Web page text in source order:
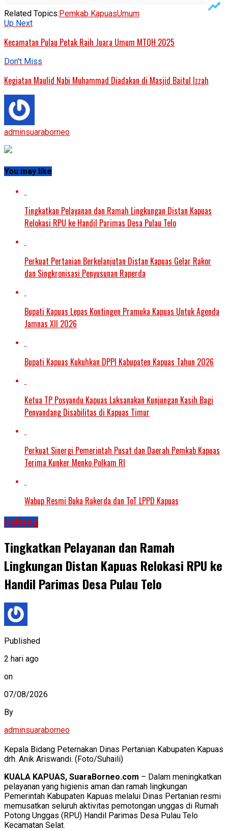
Related Topics: Pemkab KapuasUmum
Up Next
Kecamatan Pulau Petak Raih Juara Umum MTQH 2025
Don't Miss
Kegiatan Maulid Nabi Muhammad Diadakan di Masjid Baitul Izzah
adminsuaraborneo
You may like
Tingkatkan Pelayanan dan Ramah Lingkungan Distan Kapuas
Relokasi RPU ke Handil Parimas Desa Pulau Telo
Perkuat Pertanian Berkelanjutan Distan Kapuas Gelar Rakor
dan Singkronisasi Penyusunan Raperda
Bupati Kapuas Lepas Kontingen Pramuka Kapuas Untuk Agenda
Jamnas XII 2026
Bupati Kapuas Kukuhkan DPPI Kabupaten Kapuas Tahun 2026
Ketua TP Posyandu Kapuas Laksanakan Kunjungan Kasih Bagi
Penyandang Disabilitas di Kapuas Timur
Perkuat Sinergi Pemerintah Pusat dan Daerah Pemkab Kapuas
Terima Kunker Menko Polkam RI
Wabup Resmi Buka Rakerda dan ToT LPPD Kapuas
Kalteng
Tingkatkan Pelayanan dan Ramah
Lingkungan Distan Kapuas Relokasi RPU ke
Handil Parimas Desa Pulau Telo
Published
2 hari ago
on
07/08/2026
By
adminsuaraborneo
Kepala Bidang Peternakan Dinas Pertanian Kabupaten Kapuas
drh. Anik Ariswandi. (Foto/Suhaili)
KUALA KAPUAS, SuaraBorneo.com – Dalam meningkatkan
pelayanan yang higienis aman dan ramah lingkungan
Pemerintah Kabupaten Kapuas melalui Dinas Pertanian resmi
memusatkan seluruh aktivitas pemotongan unggas di Rumah
Potong Unggas (RPU) Handil Parimas Desa Pulau Telo
Kecamatan Selat.